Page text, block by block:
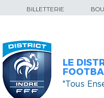
BILLETTERIE
LE
"Tous